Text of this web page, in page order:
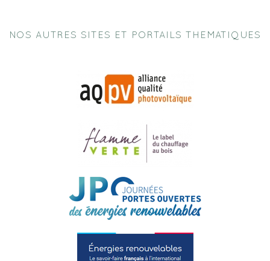
NOS AUTRES SITES ET PORTAILS THEMATIQUES